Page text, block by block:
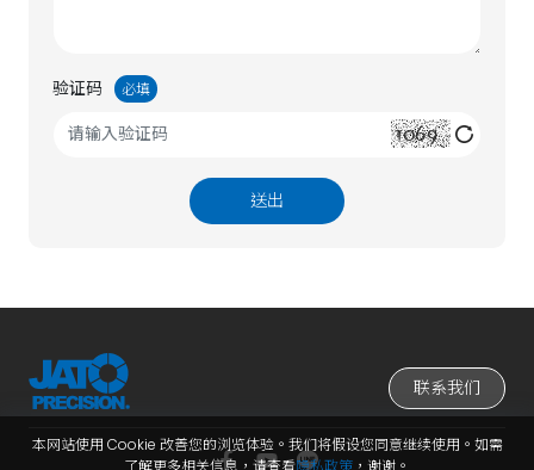
验证码 必填
送出
联系我们
本网站使用 Cookie 改善您的浏览体验。我们将假设您同意继续使用。如需
了解更多相关信息，请查看隐私政策 ，谢谢。